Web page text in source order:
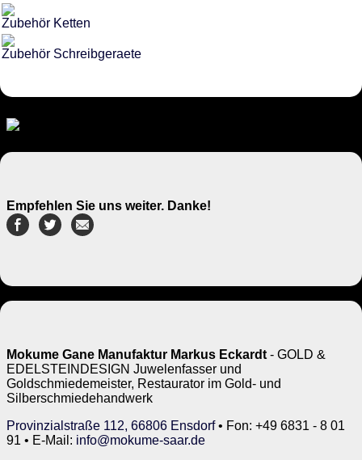
Zubehör Ketten
Zubehör Schreibgeraete
Empfehlen Sie uns weiter. Danke!
Mokume Gane Manufaktur Markus Eckardt - GOLD &
EDELSTEINDESIGN Juwelenfasser und
Goldschmiedemeister, Restaurator im Gold- und
Silberschmiedehandwerk
Provinzialstraße 112, 66806 Ensdorf• Fon: +49 6831 - 8 01
91 • E-Mail: info@mokume-saar.de